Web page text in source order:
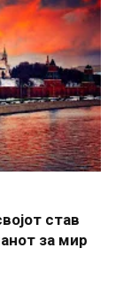
став
за мир